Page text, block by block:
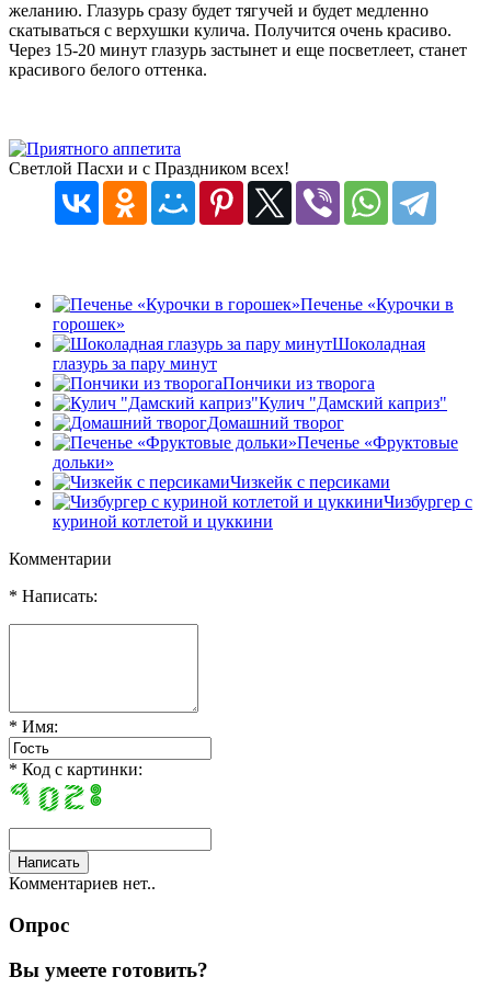
желанию. Глазурь сразу будет тягучей и будет медленно
скатываться с верхушки кулича. Получится очень красиво.
Через 15-20 минут глазурь застынет и еще посветлеет, станет
красивого белого оттенка.
Светлой Пасхи и с Праздником всех!
Печенье «Курочки в
горошек»
Шоколадная
глазурь за пару минут
Пончики из творога
Кулич "Дамский каприз"
Домашний творог
Печенье «Фруктовые
дольки»
Чизкейк с персиками
Чизбургер с
куриной котлетой и цуккини
Комментарии
* Написать:
* Имя:
* Код с картинки:
Комментариев нет..
Опрос
Вы умеете готовить?